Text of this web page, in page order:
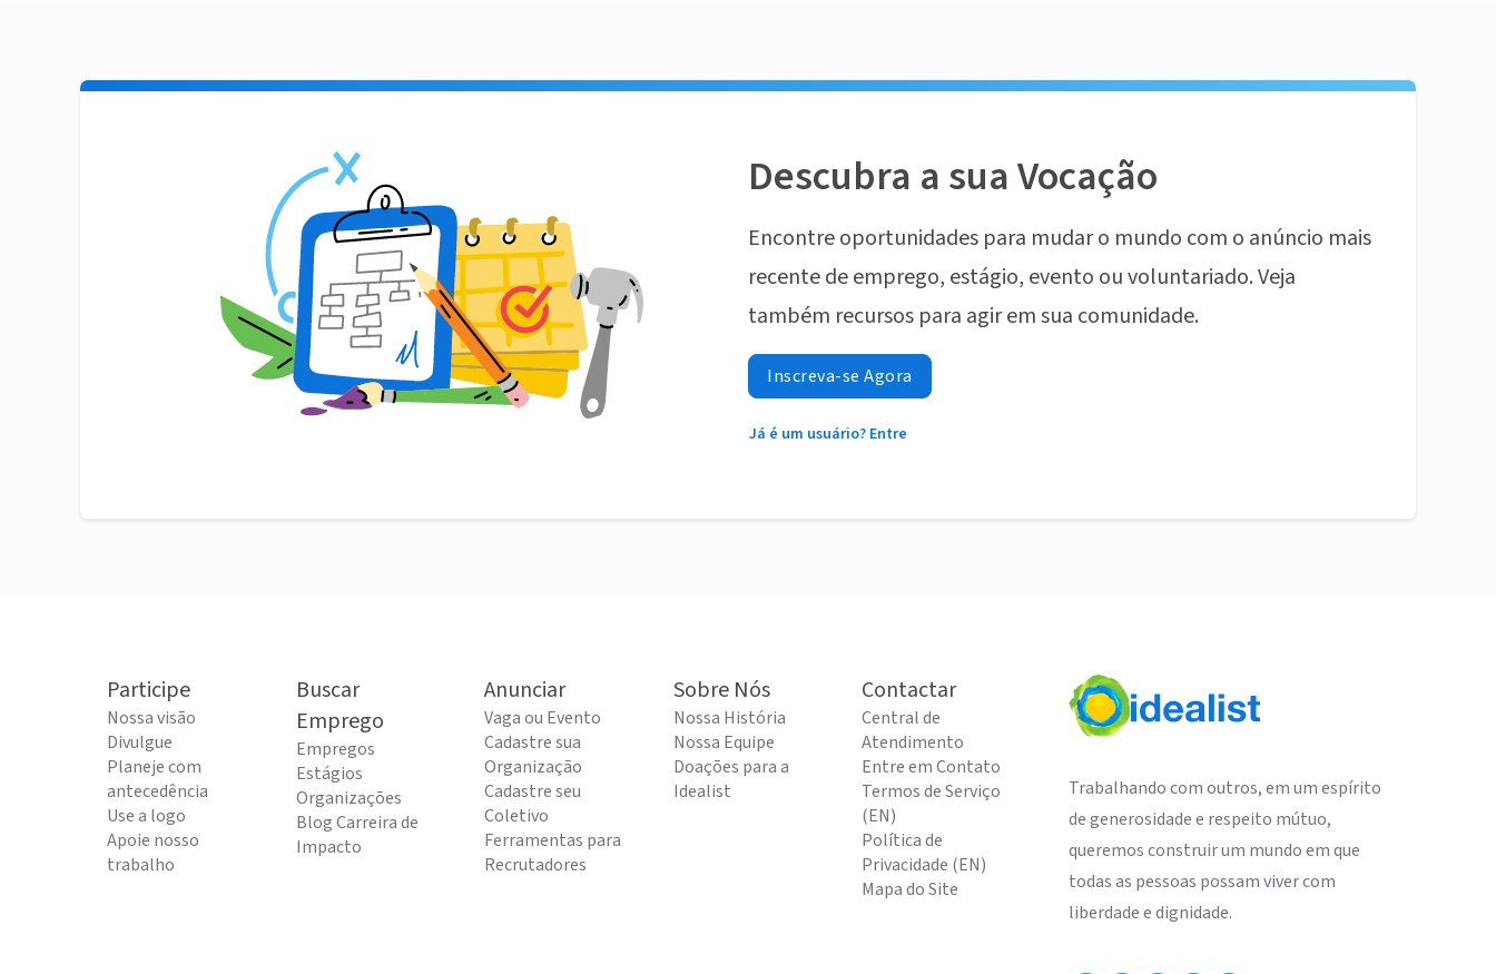
Descubra a sua Vocação
Encontre oportunidades para mudar o mundo com o anúncio mais
recente de emprego, estágio, evento ou voluntariado. Veja
também recursos para agir em sua comunidade.
Inscreva-se Agora
Já é um usuário? Entre
Participe
Nossa visão
Divulgue
Planeje com
antecedência
Use a logo
Apoie nosso
trabalho
Buscar
Emprego
Empregos
Estágios
Organizações
Blog Carreira de
Impacto
Anunciar
Vaga ou Evento
Cadastre sua
Organização
Cadastre seu
Coletivo
Ferramentas para
Recrutadores
Sobre Nós
Nossa História
Nossa Equipe
Doações para a
Idealist
Contactar
Central de
Atendimento
Entre em Contato
Termos de Serviço
(EN)
Política de
Privacidade (EN)
Mapa do Site
Trabalhando com outros, em um espírito
de generosidade e respeito mútuo,
queremos construir um mundo em que
todas as pessoas possam viver com
liberdade e dignidade.